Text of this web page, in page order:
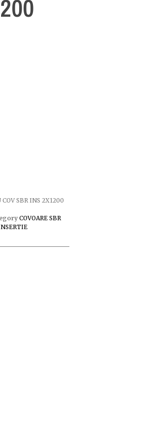
COV SBR INS 2X1200
COVOARE SBR